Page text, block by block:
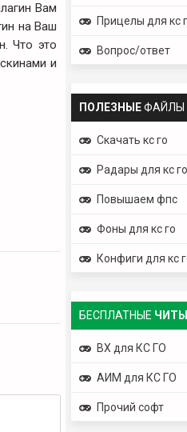
Прицелы для кс
Вопрос/ответ
ПОЛЕЗНЫЕФАЙЛЫ
Скачать кс го
Радары для кс го
Повышаем фпс
Фоны для кс го
Конфиги для кс
БЕСПЛАТНЫЕ ЧИТЫ
ВХ для КС ГО
АИМ для КС ГО
Прочий софт
Вам
на Ваш
Что это
и